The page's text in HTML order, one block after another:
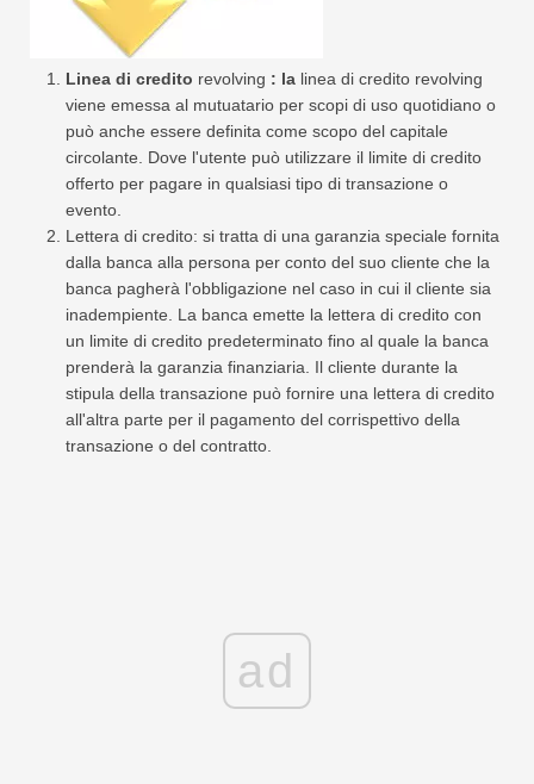
Linea di credito revolving : la linea di credito revolving
viene emessa al mutuatario per scopi di uso quotidiano o
può anche essere definita come scopo del capitale
circolante. Dove l'utente può utilizzare il limite di credito
offerto per pagare in qualsiasi tipo di transazione o
evento.
Lettera di credito: si tratta di una garanzia speciale fornita
dalla banca alla persona per conto del suo cliente che la
banca pagherà l'obbligazione nel caso in cui il cliente sia
inadempiente. La banca emette la lettera di credito con
un limite di credito predeterminato fino al quale la banca
prenderà la garanzia finanziaria. Il cliente durante la
stipula della transazione può fornire una lettera di credito
all'altra parte per il pagamento del corrispettivo della
transazione o del contratto.
ad